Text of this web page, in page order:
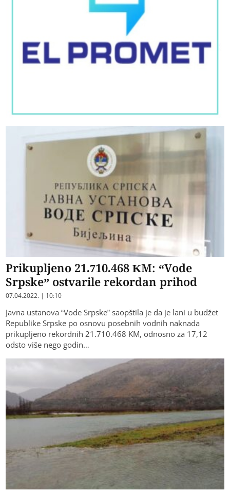
Prikupljeno 21.710.468 KM: “Vode
Srpske” ostvarile rekordan prihod
07.04.2022. | 10:10
Javna ustanova “Vode Srpske” saopštila je da je lani u budžet
Republike Srpske po osnovu posebnih vodnih naknada
prikupljeno rekordnih 21.710.468 KM, odnosno za 17,12
odsto više nego godin…